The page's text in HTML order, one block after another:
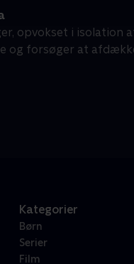
opvokset i isolation
og forsøger at
Kategorier
Børn
Serier
Film